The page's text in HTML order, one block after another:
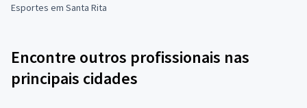
Esportes em Santa Rita
Encontre outros profissionais nas
principais cidades